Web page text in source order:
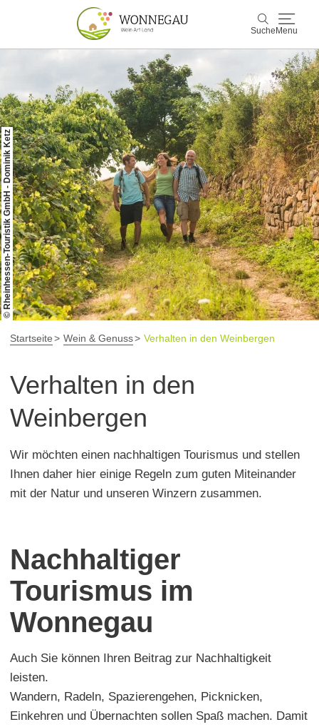
Suche Menu
Suche
Wonnegau
Entdecken & Erleben
Wein & Genuss
Kultur & Events
Buchen & Service
© Rheinhessen-Touristik GmbH - Dominik Ketz
Startseite Wein & Genuss Verhalten in den Weinbergen
Verhalten in den
Weinbergen
Wir möchten einen nachhaltigen Tourismus und stellen
Ihnen daher hier einige Regeln zum guten Miteinander
mit der Natur und unseren Winzern zusammen.
Nachhaltiger
Tourismus im
Wonnegau
Auch Sie können Ihren Beitrag zur Nachhaltigkeit
leisten.
Wandern, Radeln, Spazierengehen, Picknicken,
Einkehren und Übernachten sollen Spaß machen. Damit